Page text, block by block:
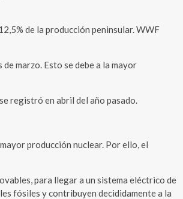
de la producción peninsular. WWF
marzo. Esto se debe a la mayor
registró en abril del año pasado.
producción nuclear. Por ello, el
para llegar a un sistema eléctrico de
fósiles y contribuyen decididamente a la